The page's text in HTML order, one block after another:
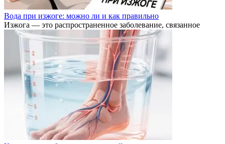
Вода при изжоге: можно ли и как правильно
Изжога — это распространенное заболевание, связанное